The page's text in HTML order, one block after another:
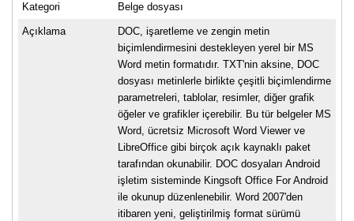
Kategori Belge dosyası
Açıklama
DOC, işaretleme ve zengin metin
biçimlendirmesini destekleyen yerel bir MS
Word metin formatıdır. TXT'nin aksine, DOC
dosyası metinlerle birlikte çeşitli biçimlendirme
parametreleri, tablolar, resimler, diğer grafik
öğeler ve grafikler içerebilir. Bu tür belgeler MS
Word, ücretsiz Microsoft Word Viewer ve
LibreOffice gibi birçok açık kaynaklı paket
tarafından okunabilir. DOC dosyaları Android
işletim sisteminde Kingsoft Office For Android
ile okunup düzenlenebilir. Word 2007'den
itibaren yeni, geliştirilmiş format sürümü